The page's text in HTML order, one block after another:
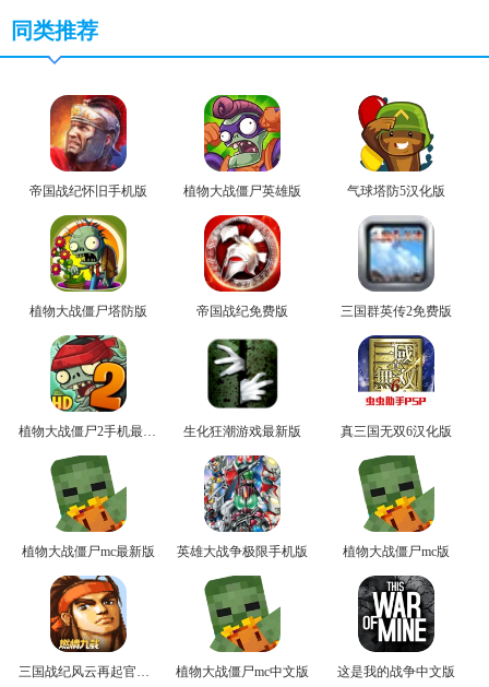
同类推荐
帝国战纪怀旧手机版 植物大战僵尸英雄版 气球塔防5汉化版
植物大战僵尸塔防版 帝国战纪免费版 三国群英传2免费版
植物大战僵尸2手机最新版 生化狂潮游戏最新版 真三国无双6汉化版
植物大战僵尸mc最新版 英雄大战争极限手机版 植物大战僵尸mc版
三国战纪风云再起官方版 植物大战僵尸mc中文版 这是我的战争中文版